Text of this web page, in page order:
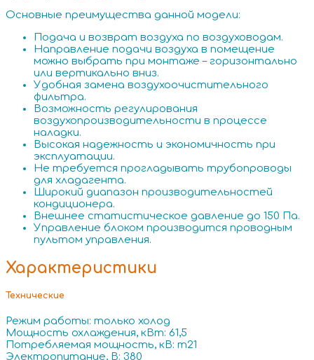
Основные преимущества данной модели:
Подача и возврат воздуха по воздуховодам.
Направление подачи воздуха в помещение
можно выбрать при монтаже – горизонтально
или вертикально вниз.
Удобная замена воздухоочистительного
фильтра.
Возможность регулирования
воздухопроизводительности в процессе
наладки.
Высокая надежность и экономичность при
эксплуатации.
Не требуется прогладывать трубопроводы
для хладагента.
Широкий диапазон производительностей
кондиционера.
Внешнее статистическое давление до 150 Па.
Управление блоком производится проводным
пультом управления.
Характеристики
Технические
Режим работы: только холод
Мощность охлаждения, кВт: 61,5
Потребляемая мощность, кВ: т21
Электропитание, В: 380